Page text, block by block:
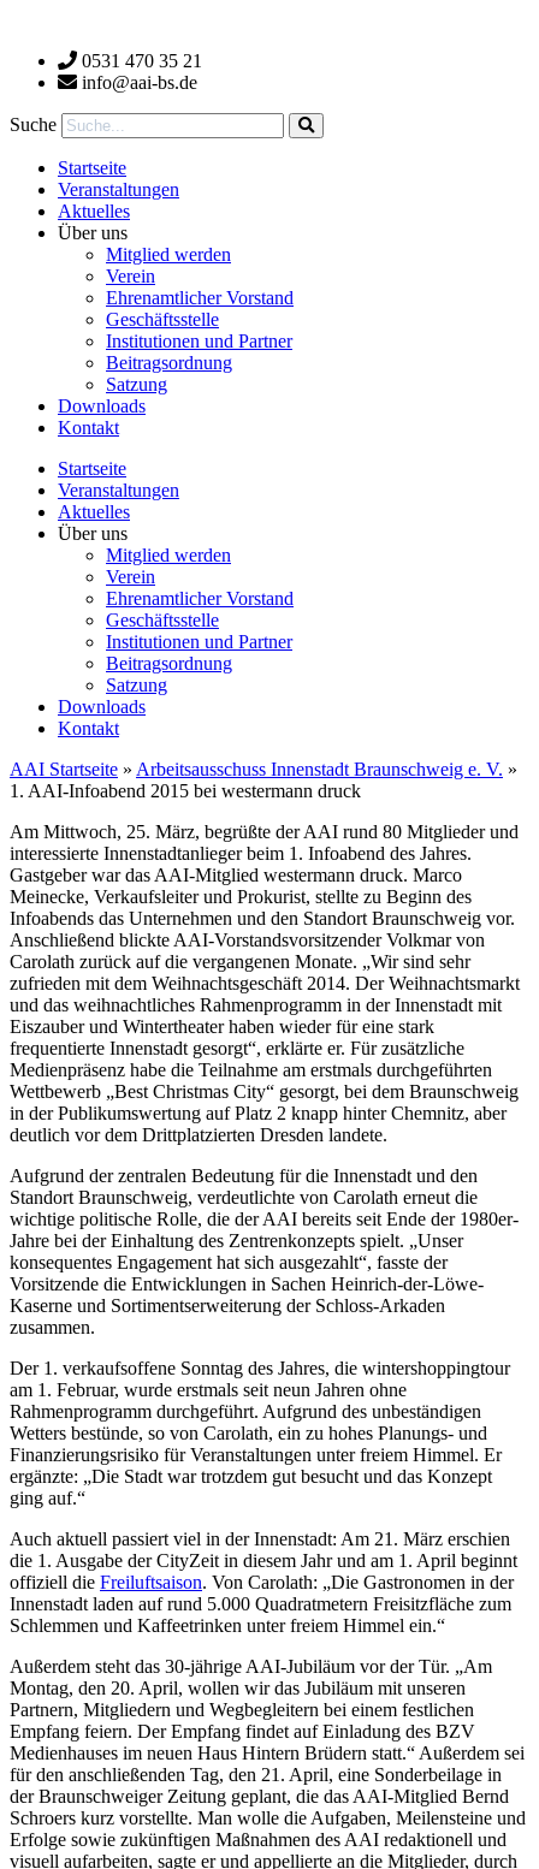
wechseln 0531 470 35 21
info@aai-bs.de
Suche
Startseite
Veranstaltungen
Aktuelles
Über uns
Mitglied werden
Verein
Ehrenamtlicher Vorstand
Geschäftsstelle
Institutionen und Partner
Beitragsordnung
Satzung
Downloads
Kontakt
Startseite
Veranstaltungen
Aktuelles
Über uns
Mitglied werden
Verein
Ehrenamtlicher Vorstand
Geschäftsstelle
Institutionen und Partner
Beitragsordnung
Satzung
Downloads
Kontakt
AAI Startseite » Arbeitsausschuss Innenstadt Braunschweig e. V. »
1. AAI-Infoabend 2015 bei westermann druck
Am Mittwoch, 25. März, begrüßte der AAI rund 80 Mitglieder und
interessierte Innenstadtanlieger beim 1. Infoabend des Jahres.
Gastgeber war das AAI-Mitglied westermann druck. Marco
Meinecke, Verkaufsleiter und Prokurist, stellte zu Beginn des
Infoabends das Unternehmen und den Standort Braunschweig vor.
Anschließend blickte AAI-Vorstandsvorsitzender Volkmar von
Carolath zurück auf die vergangenen Monate. „Wir sind sehr
zufrieden mit dem Weihnachtsgeschäft 2014. Der Weihnachtsmarkt
und das weihnachtliches Rahmenprogramm in der Innenstadt mit
Eiszauber und Wintertheater haben wieder für eine stark
frequentierte Innenstadt gesorgt“, erklärte er. Für zusätzliche
Medienpräsenz habe die Teilnahme am erstmals durchgeführten
Wettbewerb „Best Christmas City“ gesorgt, bei dem Braunschweig
in der Publikumswertung auf Platz 2 knapp hinter Chemnitz, aber
deutlich vor dem Drittplatzierten Dresden landete.
Aufgrund der zentralen Bedeutung für die Innenstadt und den
Standort Braunschweig, verdeutlichte von Carolath erneut die
wichtige politische Rolle, die der AAI bereits seit Ende der 1980er-
Jahre bei der Einhaltung des Zentrenkonzepts spielt. „Unser
konsequentes Engagement hat sich ausgezahlt“, fasste der
Vorsitzende die Entwicklungen in Sachen Heinrich-der-Löwe-
Kaserne und Sortimentserweiterung der Schloss-Arkaden
zusammen.
Der 1. verkaufsoffene Sonntag des Jahres, die wintershoppingtour
am 1. Februar, wurde erstmals seit neun Jahren ohne
Rahmenprogramm durchgeführt. Aufgrund des unbeständigen
Wetters bestünde, so von Carolath, ein zu hohes Planungs- und
Finanzierungsrisiko für Veranstaltungen unter freiem Himmel. Er
ergänzte: „Die Stadt war trotzdem gut besucht und das Konzept
ging auf.“
Auch aktuell passiert viel in der Innenstadt: Am 21. März erschien
die 1. Ausgabe der CityZeit in diesem Jahr und am 1. April beginnt
offiziell die Freiluftsaison. Von Carolath: „Die Gastronomen in der
Innenstadt laden auf rund 5.000 Quadratmetern Freisitzfläche zum
Schlemmen und Kaffeetrinken unter freiem Himmel ein.“
Außerdem steht das 30-jährige AAI-Jubiläum vor der Tür. „Am
Montag, den 20. April, wollen wir das Jubiläum mit unseren
Partnern, Mitgliedern und Wegbegleitern bei einem festlichen
Empfang feiern. Der Empfang findet auf Einladung des BZV
Medienhauses im neuen Haus Hintern Brüdern statt.“ Außerdem sei
für den anschließenden Tag, den 21. April, eine Sonderbeilage in
der Braunschweiger Zeitung geplant, die das AAI-Mitglied Bernd
Schroers kurz vorstellte. Man wolle die Aufgaben, Meilensteine und
Erfolge sowie zukünftigen Maßnahmen des AAI redaktionell und
visuell aufarbeiten, sagte er und appellierte an die Mitglieder, durch